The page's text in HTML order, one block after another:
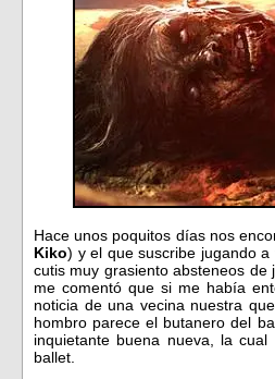
Hace unos poquitos días nos
Kiko) y el que suscribe jugando
cutis muy grasiento absteneos
me comentó que si me había
noticia de una vecina nuestra
hombro parece el butanero del
inquietante buena nueva, la
ballet.